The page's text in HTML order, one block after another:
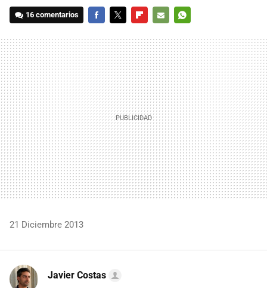
16 comentarios
MAIL
21 Diciembre 2013
Javier Costas